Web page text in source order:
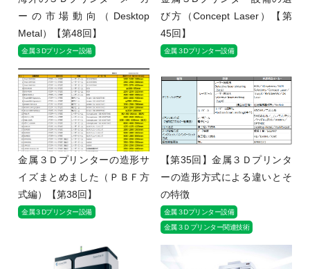
ーの市場動向（Desktop
Metal）【第48回】
金属３Dプリンター設備
び方（Concept Laser）【第
45回】
金属３Dプリンター設備
金属３Ｄプリンターの造形サ
イズまとめました（ＰＢＦ方
式編）【第38回】
金属３Dプリンター設備
【第35回】金属３Ｄプリンタ
ーの造形方式による違いとそ
の特徴
金属３Dプリンター設備
金属３Ｄプリンター関連技術